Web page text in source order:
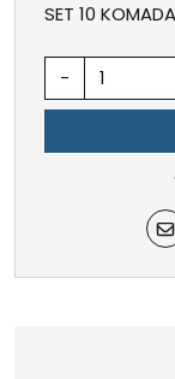
SET 10 KOMADA
-